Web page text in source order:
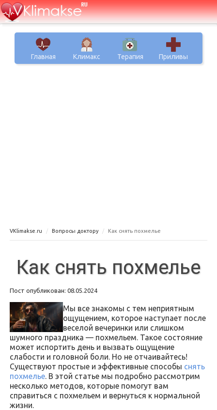
Главная Климакс Терапия Приливы
VKlimakse.ru Вопросы доктору Как снять похмелье
Как снять похмелье
Пост опубликован: 08.05.2024
Мы все знакомы с тем неприятным
ощущением, которое наступает после
веселой вечеринки или слишком
шумного праздника — похмельем. Такое состояние
может испортить день и вызвать ощущение
слабости и головной боли. Но не отчаивайтесь!
Существуют простые и эффективные способы снять
похмелье. В этой статье мы подробно рассмотрим
несколько методов, которые помогут вам
справиться с похмельем и вернуться к нормальной
жизни.